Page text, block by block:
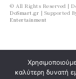
© All Rights Reserved |
DoSmart.gr | Supported
Entertainment
καλύτερη δυνατή